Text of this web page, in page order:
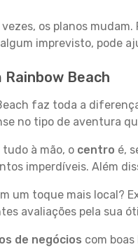
vezes, os planos
imprevisto, pode
Beach
faz toda a
no tipo de aventura
à mão, o centro é,
imperdíveis. Além
um toque mais local?
avaliações pela sua
de negócios com